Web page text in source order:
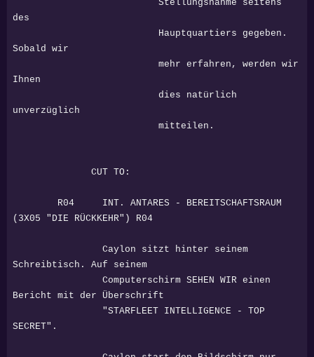
Stellungsnahme seitens
des
Hauptquartiers gegeben.
Sobald wir
mehr erfahren, werden wir
Ihnen
dies natürlich
unverzüglich
mitteilen.
CUT TO:
R04 INT. ANTARES - BEREITSCHAFTSRAUM
(3X05 "DIE RÜCKKEHR") R04
Caylon sitzt hinter seinem
Schreibtisch. Auf seinem
Computerschirm SEHEN WIR einen
Bericht mit der Überschrift
"STARFLEET INTELLIGENCE - TOP
SECRET".